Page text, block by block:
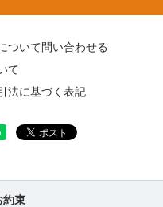
ついて問い合わせる
て
法に基づく表記
約束